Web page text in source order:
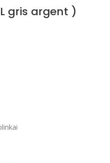
gris argent )